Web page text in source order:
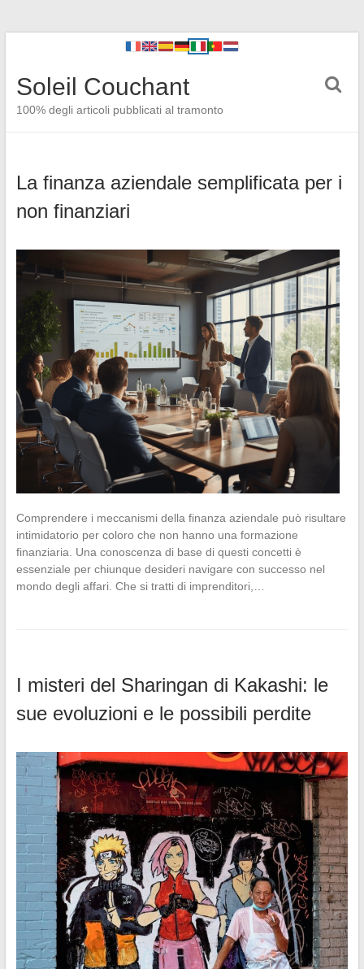
Soleil Couchant
100% degli articoli pubblicati al tramonto
La finanza aziendale semplificata per i
non finanziari
Comprendere i meccanismi della finanza aziendale può risultare
intimidatorio per coloro che non hanno una formazione
finanziaria. Una conoscenza di base di questi concetti è
essenziale per chiunque desideri navigare con successo nel
mondo degli affari. Che si tratti di imprenditori,…
I misteri del Sharingan di Kakashi: le
sue evoluzioni e le possibili perdite